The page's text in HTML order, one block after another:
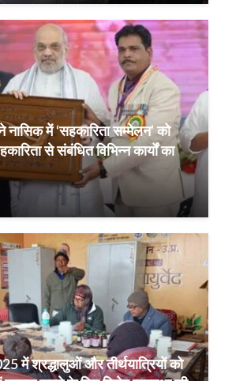
नासिक में ‘सहकारिता सम्मेलन’ को
से संबंधित विभिन्न कार्यों का
में श्रद्धालुओं और तीर्थयात्रियों को